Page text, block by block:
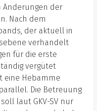
Änderungen der
Nach dem
der aktuell in
verhandelt
für die erste
vergütet
eine Hebamme
Die Betreuung
laut GKV-SV nur